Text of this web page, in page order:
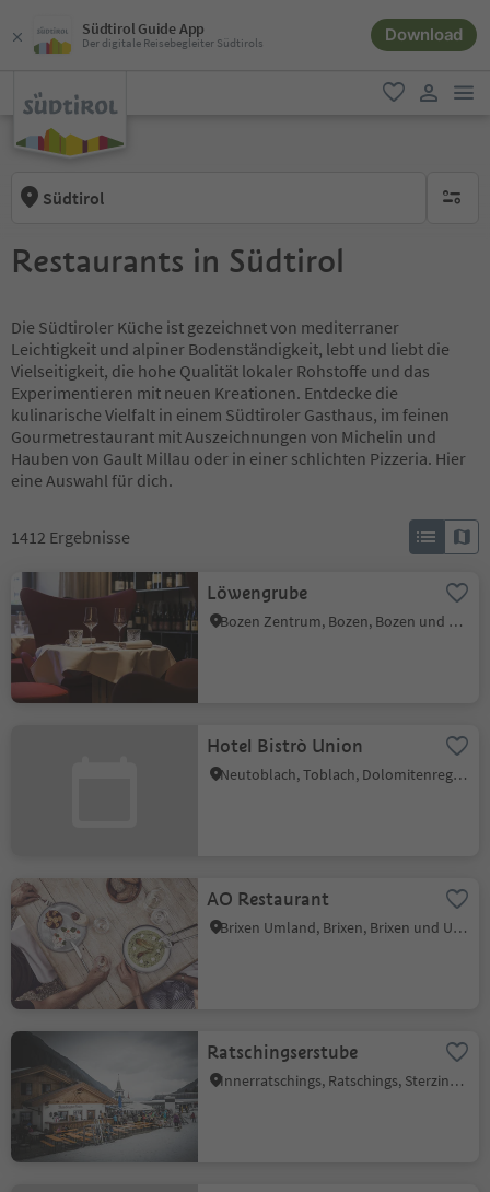
Südtirol Guide App
Der digitale Reisebegleiter Südtirols Download
favorit
Südtirol keine
Restaurants in Südtirol
Die Südtiroler Küche ist gezeichnet von mediterraner
Leichtigkeit und alpiner Bodenständigkeit, lebt und liebt die
Vielseitigkeit, die hohe Qualität lokaler Rohstoffe und das
Experimentieren mit neuen Kreationen. Entdecke die
kulinarische Vielfalt in einem Südtiroler Gasthaus, im feinen
Gourmetrestaurant mit Auszeichnungen von Michelin und
Hauben von Gault Millau oder in einer schlichten Pizzeria. Hier
eine Auswahl für dich.
1412 Ergebnisse
Löwengrube
Bozen Zentrum, Bozen, Bozen und Umgebung
Hotel Bistrò Union
Neutoblach, Toblach, Dolomitenregion 3 Zinnen
AO Restaurant
Brixen Umland, Brixen, Brixen und Umgebung
Ratschingserstube
Innerratschings, Ratschings, Sterzing und Umgebung